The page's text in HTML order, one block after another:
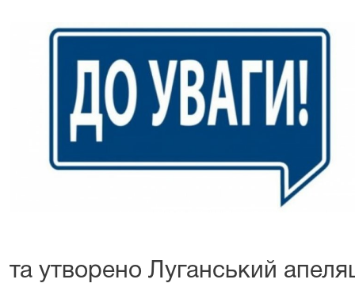
та утворено Луганський